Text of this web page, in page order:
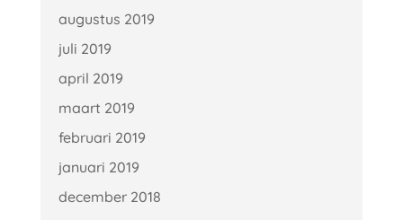
augustus 2019
juli 2019
april 2019
maart 2019
februari 2019
januari 2019
december 2018